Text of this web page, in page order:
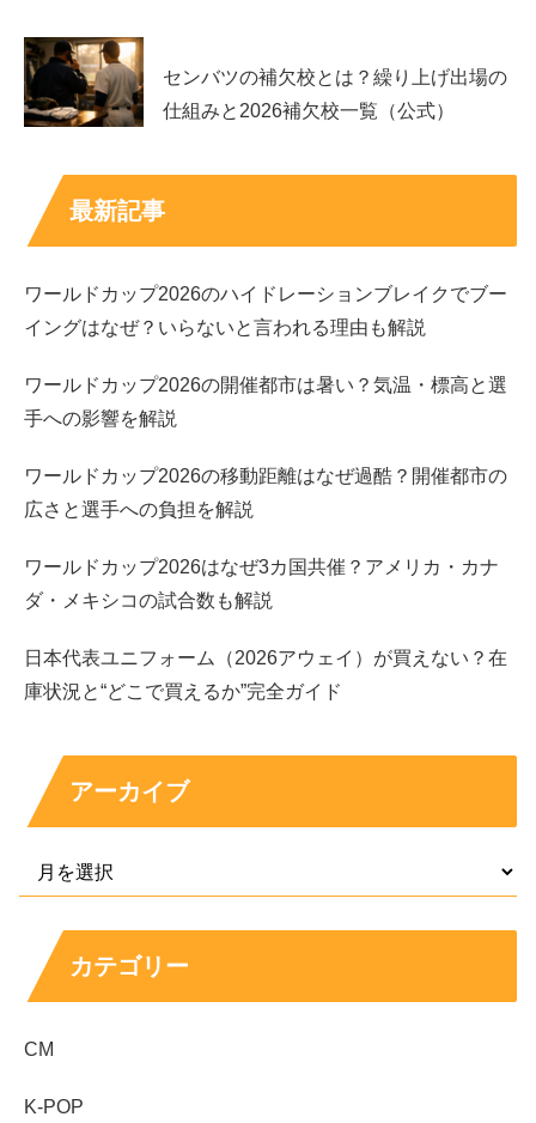
「神様のサイコロ」などに出演。映画でも「鬼ガール!!」
や「BATTLE KING!!」シリーズなど話題作が並びます。
取り方などの
の機会が期待されます。
あわせて読みたい↓↓
情報ベースで整理。珍しい「七五三掛」の読み方や由来、
分布の傾向、簡単な経歴プロフィールまでわかりやすく解
説します。
スポンサーリンク
センバツの補欠校とは？繰り上げ出場の
仕組みと2026補欠校一覧（公式）
最新記事
ワールドカップ2026のハイドレーションブレイクでブー
イングはなぜ？いらないと言われる理由も解説
ワールドカップ2026の開催都市は暑い？気温・標高と選
手への影響を解説
ワールドカップ2026の移動距離はなぜ過酷？開催都市の
広さと選手への負担を解説
ワールドカップ2026はなぜ3カ国共催？アメリカ・カナ
ダ・メキシコの試合数も解説
日本代表ユニフォーム（2026アウェイ）が買えない？在
庫状況と“どこで買えるか”完全ガイド
アーカイブ
カテゴリー
CM
K-POP